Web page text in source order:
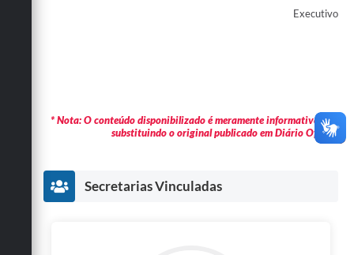
Executivo
* Nota: O conteúdo disponibilizado é meramente informativo não
substituindo o original publicado em Diário Oficial.
Secretarias Vinculadas